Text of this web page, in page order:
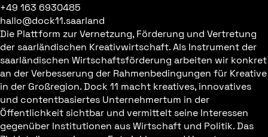
+49 163 6930485
hallo@dock11.saarland
Die Plattform zur Vernetzung, Förderung und Vertretung
der saarländischen Kreativwirtschaft. Als Instrument der
saarländischen Wirtschaftsförderung arbeiten wir konkret
an der Verbesserung der Rahmenbedingungen für Kreative
in der Großregion. Dock 11 macht kreatives, innovatives
und contentbasiertes Unternehmertum in der
Öffentlichkeit sichtbar und vermittelt seine Interessen
gegenüber Institutionen aus Wirtschaft und Politik. Das